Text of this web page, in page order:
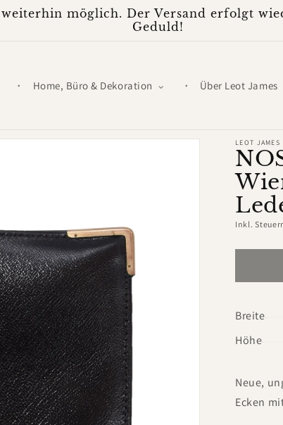
möglich. Der Versand erfolgt
Geduld!
Home, Büro & Dekoration Über Leot James
LEOT JAMES
Inkl.
Breite
Höhe
Neue,
Ecken